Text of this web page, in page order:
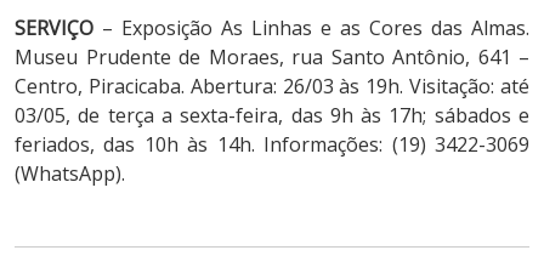
SERVIÇO – Exposição As Linhas e as Cores das Almas.
Museu Prudente de Moraes, rua Santo Antônio, 641 –
Centro, Piracicaba. Abertura: 26/03 às 19h. Visitação: até
03/05, de terça a sexta-feira, das 9h às 17h; sábados e
feriados, das 10h às 14h. Informações: (19) 3422-3069
(WhatsApp).